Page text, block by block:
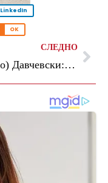
LinkedIn
OK
СЛЕДНО
(Видео) Давчевски: Скопје повторно е затрупано во ѓубре и претворено во еколошка депонија